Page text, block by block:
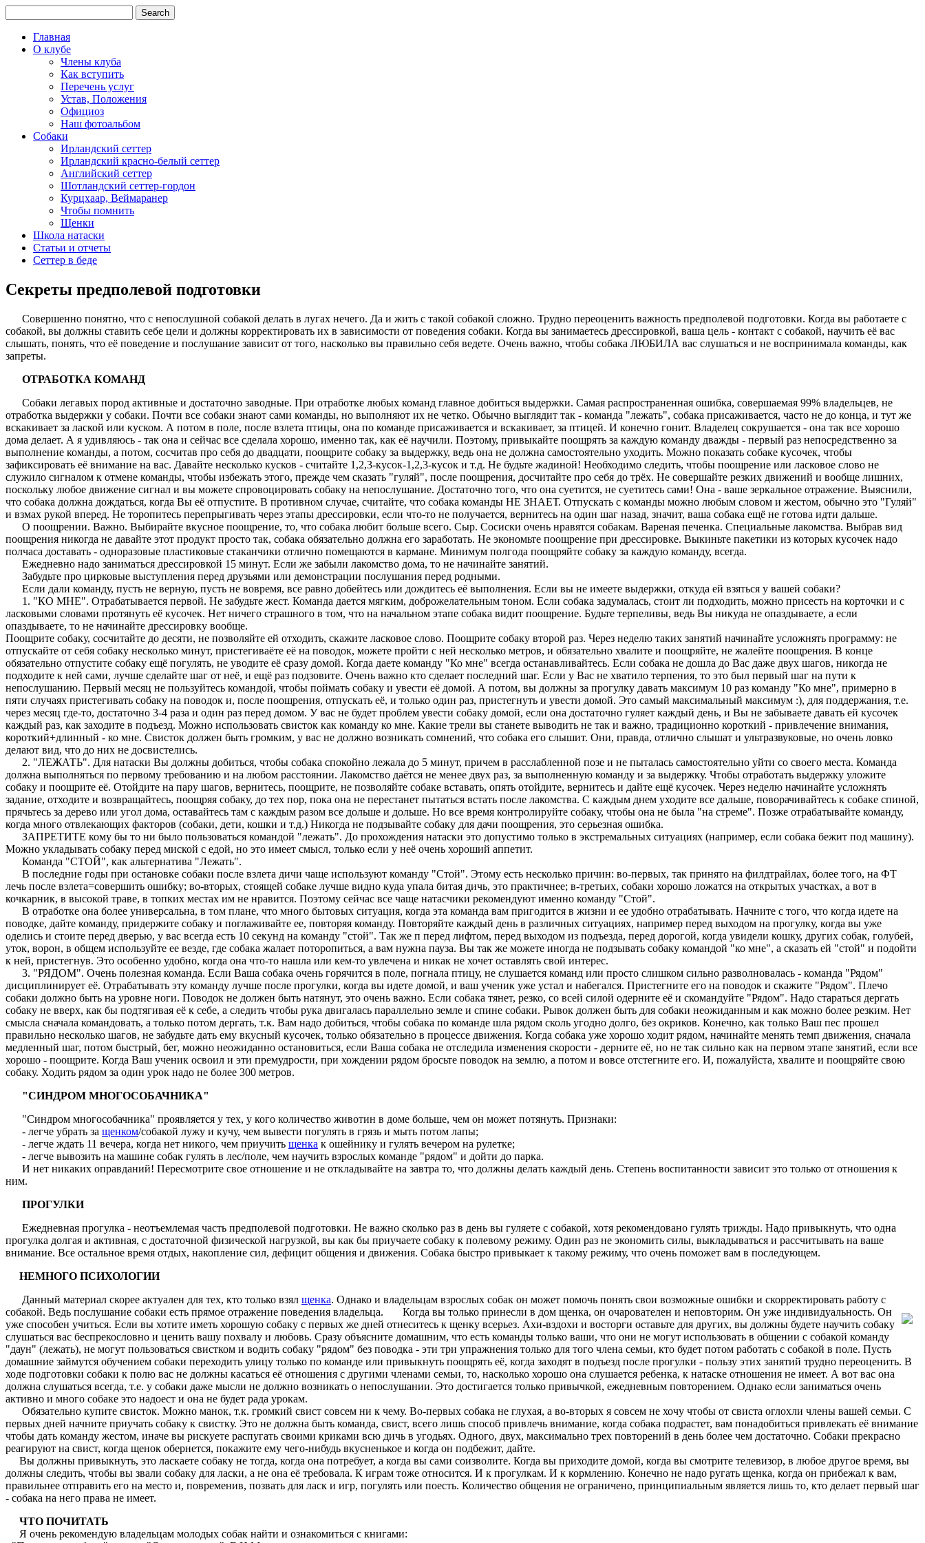
Главная
О клубе
Члены клуба
Как вступить
Перечень услуг
Устав, Положения
Официоз
Наш фотоальбом
Собаки
Ирландский сеттер
Ирландский красно-белый сеттер
Английский сеттер
Шотландский сеттер-гордон
Курцхаар, Веймаранер
Чтобы помнить
Щенки
Школа натаски
Статьи и отчеты
Сеттер в беде
Секреты предполевой подготовки
Совершенно понятно, что с непослушной собакой делать в лугах нечего. Да и жить с такой собакой сложно. Трудно переоценить важность предполевой подготовки. Когда вы работаете с
собакой, вы должны ставить себе цели и должны корректировать их в зависимости от поведения собаки. Когда вы занимаетесь дрессировкой, ваша цель - контакт с собакой, научить её вас
слышать, понять, что её поведение и послушание зависит от того, насколько вы правильно себя ведете. Очень важно, чтобы собака ЛЮБИЛА вас слушаться и не воспринимала команды, как
запреты.
ОТРАБОТКА КОМАНД
Собаки легавых пород активные и достаточно заводные. При отработке любых команд главное добиться выдержки. Самая распространенная ошибка, совершаемая 99% владельцев, не
отработка выдержки у собаки. Почти все собаки знают сами команды, но выполняют их не четко. Обычно выглядит так - команда "лежать", собака присаживается, часто не до конца, и тут же
вскакивает за лаской или куском. А потом в поле, после взлета птицы, она по команде присаживается и вскакивает, за птицей. И конечно гонит. Владелец сокрушается - она так все хорошо
дома делает. А я удивляюсь - так она и сейчас все сделала хорошо, именно так, как её научили. Поэтому, привыкайте поощрять за каждую команду дважды - первый раз непосредственно за
выполнение команды, а потом, сосчитав про себя до двадцати, поощрите собаку за выдержку, ведь она не должна самостоятельно уходить. Можно показать собаке кусочек, чтобы
зафиксировать её внимание на вас. Давайте несколько кусков - считайте 1,2,3-кусок-1,2,3-кусок и т.д. Не будьте жадиной! Необходимо следить, чтобы поощрение или ласковое слово не
служило сигналом к отмене команды, чтобы избежать этого, прежде чем сказать "гуляй", после поощрения, досчитайте про себя до трёх. Не совершайте резких движений и вообще лишних,
поскольку любое движение сигнал и вы можете спровоцировать собаку на непослушание. Достаточно того, что она суетится, не суетитесь сами! Она - ваше зеркальное отражение. Выяснили,
что собака должна дождаться, когда Вы её отпустите. В противном случае, считайте, что собака команды НЕ ЗНАЕТ. Отпускать с команды можно любым словом и жестом, обычно это "Гуляй"
и взмах рукой вперед. Не торопитесь перепрыгивать через этапы дрессировки, если что-то не получается, вернитесь на один шаг назад, значит, ваша собака ещё не готова идти дальше.
О поощрении. Важно. Выбирайте вкусное поощрение, то, что собака любит больше всего. Сыр. Сосиски очень нравятся собакам. Вареная печенка. Специальные лакомства. Выбрав вид
поощрения никогда не давайте этот продукт просто так, собака обязательно должна его заработать. Не экономьте поощрение при дрессировке. Выкиньте пакетики из которых кусочек надо
полчаса доставать - одноразовые пластиковые стаканчики отлично помещаются в кармане. Минимум полгода поощряйте собаку за каждую команду, всегда.
Ежедневно надо заниматься дрессировкой 15 минут. Если же забыли лакомство дома, то не начинайте занятий.
Забудьте про цирковые выступления перед друзьями или демонстрации послушания перед родными.
Если дали команду, пусть не верную, пусть не вовремя, все равно добейтесь или дождитесь её выполнения. Если вы не имеете выдержки, откуда ей взяться у вашей собаки?
1. "КО МНЕ". Отрабатывается первой. Не забудьте жест. Команда дается мягким, доброжелательным тоном. Если собака задумалась, стоит ли подходить, можно присесть на корточки и с
ласковыми словами протянуть её кусочек. Нет ничего страшного в том, что на начальном этапе собака видит поощрение. Будьте терпеливы, ведь Вы никуда не опаздываете, а если
опаздываете, то не начинайте дрессировку вообще.
Поощрите собаку, сосчитайте до десяти, не позволяйте ей отходить, скажите ласковое слово. Поощрите собаку второй раз. Через неделю таких занятий начинайте усложнять программу: не
отпускайте от себя собаку несколько минут, пристегиваёте её на поводок, можете пройти с ней несколько метров, и обязательно хвалите и поощряйте, не жалейте поощрения. В конце
обязательно отпустите собаку ещё погулять, не уводите её сразу домой. Когда даете команду "Ко мне" всегда останавливайтесь. Если собака не дошла до Вас даже двух шагов, никогда не
подходите к ней сами, лучше сделайте шаг от неё, и ещё раз подзовите. Очень важно кто сделает последний шаг. Если у Вас не хватило терпения, то это был первый шаг на пути к
непослушанию. Первый месяц не пользуйтесь командой, чтобы поймать собаку и увести её домой. А потом, вы должны за прогулку давать максимум 10 раз команду "Ко мне", примерно в
пяти случаях пристегивать собаку на поводок и, после поощрения, отпускать её, и только один раз, пристегнуть и увести домой. Это самый максимальный максимум :), для поддержания, т.е.
через месяц где-то, достаточно 3-4 раза и один раз перед домом. У вас не будет проблем увести собаку домой, если она достаточно гуляет каждый день, и Вы не забываете давать ей кусочек
каждый раз, как заходите в подъезд. Можно использовать свисток как команду ко мне. Какие трели вы станете выводить не так и важно, традиционно короткий - привлечение внимания,
короткий+длинный - ко мне. Свисток должен быть громким, у вас не должно возникать сомнений, что собака его слышит. Они, правда, отлично слышат и ультразвуковые, но очень ловко
делают вид, что до них не досвистелись.
2. "ЛЕЖАТЬ". Для натаски Вы должны добиться, чтобы собака спокойно лежала до 5 минут, причем в расслабленной позе и не пыталась самостоятельно уйти со своего места. Команда
должна выполняться по первому требованию и на любом расстоянии. Лакомство даётся не менее двух раз, за выполненную команду и за выдержку. Чтобы отработать выдержку уложите
собаку и поощрите её. Отойдите на пару шагов, вернитесь, поощрите, не позволяйте собаке вставать, опять отойдите, вернитесь и дайте ещё кусочек. Через неделю начинайте усложнять
задание, отходите и возвращайтесь, поощряя собаку, до тех пор, пока она не перестанет пытаться встать после лакомства. С каждым днем уходите все дальше, поворачивайтесь к собаке спиной,
прячьтесь за дерево или угол дома, оставайтесь там с каждым разом все дольше и дольше. Но все время контролируйте собаку, чтобы она не была "на стреме". Позже отрабатывайте команду,
когда много отвлекающих факторов (собаки, дети, кошки и т.д.) Никогда не подзывайте собаку для дачи поощрения, это серьезная ошибка.
ЗАПРЕТИТЕ кому бы то ни было пользоваться командой "лежать". До прохождения натаски это допустимо только в экстремальных ситуациях (например, если собака бежит под машину).
Можно укладывать собаку перед миской с едой, но это имеет смысл, только если у неё очень хороший аппетит.
Команда "СТОЙ", как альтернатива "Лежать".
В последние годы при остановке собаки после взлета дичи чаще используют команду "Стой". Этому есть несколько причин: во-первых, так принято на филдтрайлах, более того, на ФТ
лечь после взлета=совершить ошибку; во-вторых, стоящей собаке лучше видно куда упала битая дичь, это практичнее; в-третьих, собаки хорошо ложатся на открытых участках, а вот в
кочкарник, в высокой траве, в топких местах им не нравится. Поэтому сейчас все чаще натасчики рекомендуют именно команду "Стой".
В отработке она более универсальна, в том плане, что много бытовых ситуация, когда эта команда вам пригодится в жизни и ее удобно отрабатывать. Начните с того, что когда идете на
поводке, дайте команду, придержите собаку и поглаживайте ее, повторяя команду. Повторяйте каждый день в различных ситуациях, например перед выходом на прогулку, когда вы уже
оделись и стоите перед дверью, у вас всегда есть 10 секунд на команду "стой". Так же п перед лифтом, перед выходом из подъезда, перед дорогой, когда увидели кошку, других собак, голубей,
уток, ворон, в общем используйте ее везде, где собака жалает поторопиться, а вам нужна пауза. Вы так же можете иногда не подзывать собаку командой "ко мне", а сказать ей "стой" и подойти
к ней, пристегнув. Это особенно удобно, когда она что-то нашла или кем-то увлечена и никак не хочет оставлять свой интерес.
3. "РЯДОМ". Очень полезная команда. Если Ваша собака очень горячится в поле, погнала птицу, не слушается команд или просто слишком сильно разволновалась - команда "Рядом"
дисциплинирует её. Отрабатывать эту команду лучше после прогулки, когда вы идете домой, и ваш ученик уже устал и набегался. Пристегните его на поводок и скажите "Рядом". Плечо
собаки должно быть на уровне ноги. Поводок не должен быть натянут, это очень важно. Если собака тянет, резко, со всей силой одерните её и скомандуйте "Рядом". Надо стараться дергать
собаку не вверх, как бы подтягивая её к себе, а следить чтобы рука двигалась параллельно земле и спине собаки. Рывок должен быть для собаки неожиданным и как можно более резким. Нет
смысла сначала командовать, а только потом дергать, т.к. Вам надо добиться, чтобы собака по команде шла рядом сколь угодно долго, без окриков. Конечно, как только Ваш пес прошел
правильно несколько шагов, не забудьте дать ему вкусный кусочек, только обязательно в процессе движения. Когда собака уже хорошо ходит рядом, начинайте менять темп движения, сначала
медленный шаг, потом быстрый, бег, можно неожиданно остановиться, если Ваша собака не отследила изменения скорости - дерните её, но не так сильно как на первом этапе занятий, если все
хорошо - поощрите. Когда Ваш ученик освоил и эти премудрости, при хождении рядом бросьте поводок на землю, а потом и вовсе отстегните его. И, пожалуйста, хвалите и поощряйте свою
собаку. Ходить рядом за один урок надо не более 300 метров.
"СИНДРОМ МНОГОСОБАЧНИКА"
"Синдром многособачника" проявляется у тех, у кого количество животин в доме больше, чем он может потянуть. Признаки:
- легче убрать за щенком/собакой лужу и кучу, чем вывести погулять в грязь и мыть потом лапы;
- легче ждать 11 вечера, когда нет никого, чем приучить щенка к ошейнику и гулять вечером на рулетке;
- легче вывозить на машине собак гулять в лес/поле, чем научить взрослых команде "рядом" и дойти до парка.
И нет никаких оправданий! Пересмотрите свое отношение и не откладывайте на завтра то, что должны делать каждый день. Степень воспитанности зависит это только от отношения к
ним.
ПРОГУЛКИ
Ежедневная прогулка - неотъемлемая часть предполевой подготовки. Не важно сколько раз в день вы гуляете с собакой, хотя рекомендовано гулять трижды. Надо привыкнуть, что одна
прогулка долгая и активная, с достаточной физической нагрузкой, вы как бы приучаете собаку к полевому режиму. Один раз не экономить силы, выкладываться и рассчитывать на ваше
внимание. Все остальное время отдых, накопление сил, дефицит общения и движения. Собака быстро привыкает к такому режиму, что очень поможет вам в последующем.
НЕМНОГО ПСИХОЛОГИИ
Данный материал скорее актуален для тех, кто только взял щенка. Однако и владельцам взрослых собак он может помочь понять свои возможные ошибки и скорректировать работу с
собакой. Ведь послушание собаки есть прямое отражение поведения владельца.
Когда вы только принесли в дом щенка, он очарователен и неповторим. Он уже индивидуальность. Он
уже способен учиться. Если вы хотите иметь хорошую собаку с первых же дней отнеситесь к щенку всерьез. Ахи-вздохи и восторги оставьте для других, вы должны будете научить собаку
слушаться вас беспрекословно и ценить вашу похвалу и любовь. Сразу объясните домашним, что есть команды только ваши, что они не могут использовать в общении с собакой команду
"даун" (лежать), не могут пользоваться свистком и водить собаку "рядом" без поводка - эти три упражнения только для того члена семьи, кто будет потом работать с собакой в поле. Пусть
домашние займутся обучением собаки переходить улицу только по команде или привыкнуть поощрять её, когда заходят в подъезд после прогулки - пользу этих занятий трудно переоценить. В
ходе подготовки собаки к полю вас не должны касаться её отношения с другими членами семьи, то, насколько хорошо она слушается ребенка, к натаске отношения не имеет. А вот вас она
должна слушаться всегда, т.е. у собаки даже мысли не должно возникать о непослушании. Это достигается только привычкой, ежедневным повторением. Однако если заниматься очень
активно и много собаке это надоест и она не будет рада урокам.
Обязательно купите свисток. Можно манок, т.к. громкий свист совсем ни к чему. Во-первых собака не глухая, а во-вторых я совсем не хочу чтобы от свиста оглохли члены вашей семьи. С
первых дней начните приучать собаку к свистку. Это не должна быть команда, свист, всего лишь способ привлечь внимание, когда собака подрастет, вам понадобиться привлекать её внимание
чтобы дать команду жестом, иначе вы рискуете распугать своими криками всю дичь в угодьях. Одного, двух, максимально трех повторений в день более чем достаточно. Собаки прекрасно
реагируют на свист, когда щенок обернется, покажите ему чего-нибудь вкусненькое и когда он подбежит, дайте.
Вы должны привыкнуть, это ласкаете собаку не тогда, когда она потребует, а когда вы сами соизволите. Когда вы приходите домой, когда вы смотрите телевизор, в любое другое время, вы
должны следить, чтобы вы звали собаку для ласки, а не она её требовала. К играм тоже относится. И к прогулкам. И к кормлению. Конечно не надо ругать щенка, когда он прибежал к вам,
правильнее отправить его на место и, повременив, позвать для ласк и игр, погулять или поесть. Количество общения не ограничено, принципиальным является лишь то, кто делает первый шаг
- собака на него права не имеет.
ЧТО ПОЧИТАТЬ
Я очень рекомендую владельцам молодых собак найти и ознакомиться с книгами: